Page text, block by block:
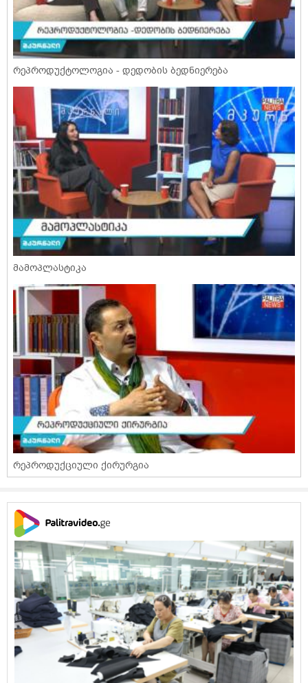
რეპროდუქტოლოგია - დედობის ბედნიერება
მამოპლასტიკა
რეპროდუქციული ქირურგია